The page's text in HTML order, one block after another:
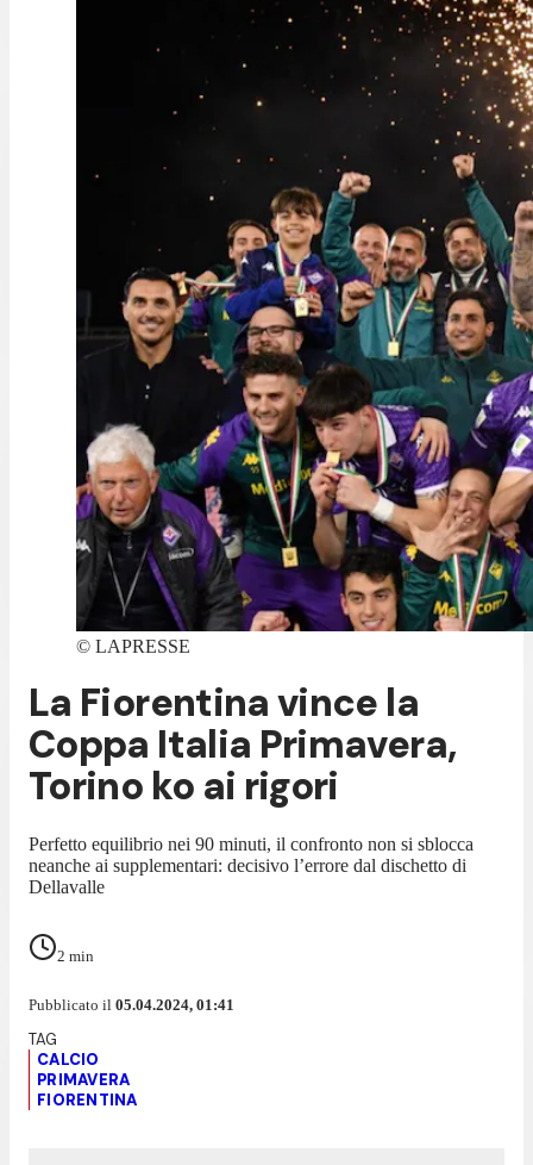
© LAPRESSE
La Fiorentina vince la
Coppa Italia Primavera,
Torino ko ai rigori
Perfetto equilibrio nei 90 minuti, il confronto non si sblocca
neanche ai supplementari: decisivo l’errore dal dischetto di
Dellavalle
2 min
Pubblicato il 05.04.2024, 01:41
CALCIO
PRIMAVERA
FIORENTINA